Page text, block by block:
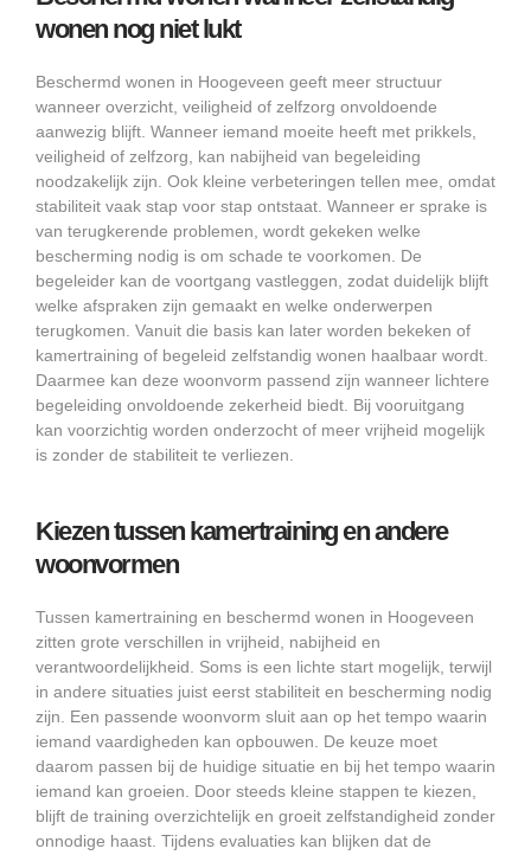
wonen nog niet lukt
Beschermd wonen in Hoogeveen geeft meer structuur
wanneer overzicht, veiligheid of zelfzorg onvoldoende
aanwezig blijft. Wanneer iemand moeite heeft met prikkels,
veiligheid of zelfzorg, kan nabijheid van begeleiding
noodzakelijk zijn. Ook kleine verbeteringen tellen mee, omdat
stabiliteit vaak stap voor stap ontstaat. Wanneer er sprake is
van terugkerende problemen, wordt gekeken welke
bescherming nodig is om schade te voorkomen. De
begeleider kan de voortgang vastleggen, zodat duidelijk blijft
welke afspraken zijn gemaakt en welke onderwerpen
terugkomen. Vanuit die basis kan later worden bekeken of
kamertraining of begeleid zelfstandig wonen haalbaar wordt.
Daarmee kan deze woonvorm passend zijn wanneer lichtere
begeleiding onvoldoende zekerheid biedt. Bij vooruitgang
kan voorzichtig worden onderzocht of meer vrijheid mogelijk
is zonder de stabiliteit te verliezen.
Kiezen tussen kamertraining en andere
woonvormen
Tussen kamertraining en beschermd wonen in Hoogeveen
zitten grote verschillen in vrijheid, nabijheid en
verantwoordelijkheid. Soms is een lichte start mogelijk, terwijl
in andere situaties juist eerst stabiliteit en bescherming nodig
zijn. Een passende woonvorm sluit aan op het tempo waarin
iemand vaardigheden kan opbouwen. De keuze moet
daarom passen bij de huidige situatie en bij het tempo waarin
iemand kan groeien. Door steeds kleine stappen te kiezen,
blijft de training overzichtelijk en groeit zelfstandigheid zonder
onnodige haast. Tijdens evaluaties kan blijken dat de